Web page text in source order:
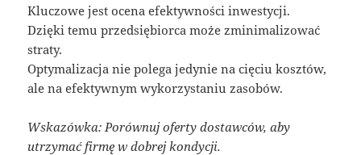
Kluczowe jest ocena efektywności inwestycji.
Dzięki temu przedsiębiorca może zminimalizować
straty.
Optymalizacja nie polega jedynie na cięciu kosztów,
ale na efektywnym wykorzystaniu zasobów.
Wskazówka: Porównuj oferty dostawców, aby
utrzymać firmę w dobrej kondycji.